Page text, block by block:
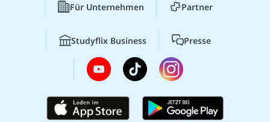
Für Unternehmen Partner
Studyflix Business Presse